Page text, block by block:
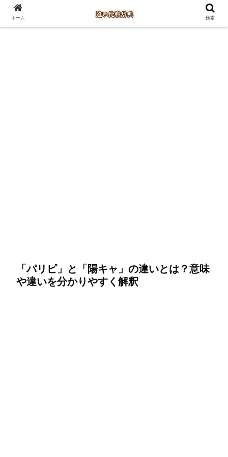
「パリピ」と「陽キャ」の違いとは？意味
や違いを分かりやすく解釈
ホーム 検索